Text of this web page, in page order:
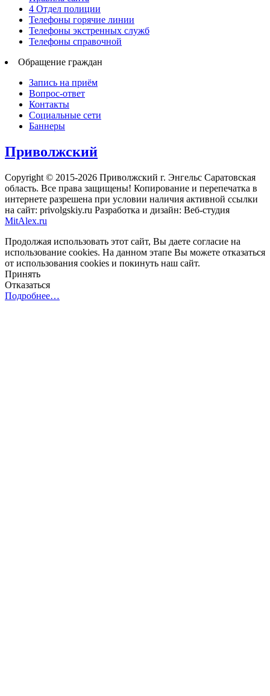
4 Отдел полиции
Телефоны горячие линии
Телефоны экстренных служб
Телефоны справочной
Обращение граждан
Запись на приём
Вопрос-ответ
Контакты
Социальные сети
Баннеры
Приволжский
Copyright © 2015-2026 Приволжский г. Энгельс Саратовская
область. Все права защищены! Копирование и перепечатка в
интернете разрешена при условии наличия активной ссылки
на сайт: privolgskiy.ru Разработка и дизайн: Веб-студия
MitAlex.ru
Продолжая использовать этот сайт, Вы даете согласие на
использование cookies. На данном этапе Вы можете отказаться
от использования cookies и покинуть наш сайт.
Принять
Отказаться
Подробнее…